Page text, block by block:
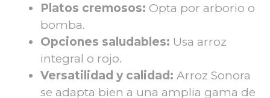
Platos cremosos: Opta por arborio o
bomba.
Opciones saludables: Usa arroz
integral o rojo.
Versatilidad y calidad: Arroz Sonora
se adapta bien a una amplia gama de